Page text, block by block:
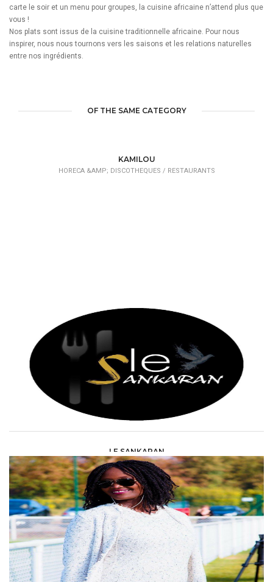
carte le soir et un menu pour groupes, la cuisine africaine n’attend plus que
vous !
Nos plats sont issus de la cuisine traditionnelle africaine. Pour nous
inspirer, nous nous tournons vers les saisons et les relations naturelles
entre nos ingrédients.
OF THE SAME CATEGORY
KAMILOU
HORECA &AMP; DISCOTHEQUES / RESTAURANTS
LE SANKARAN
HORECA &AMP; DISCOTHEQUES /RESTAURANTS